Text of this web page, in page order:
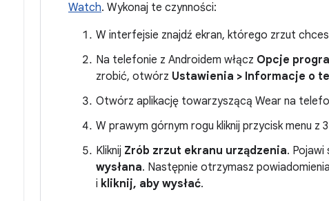
Watch. Wykonaj te czynności:
W interfejsie znajdź ekran, którego zrzut
Na telefonie z Androidem włącz Opcje
zrobić, otwórz Ustawienia > Informacje o
Otwórz aplikację towarzyszącą Wear na
W prawym górnym rogu kliknij przycisk menu z
Kliknij Zrób zrzut ekranu urządzenia. Pojawi
wysłana. Następnie otrzymasz
i kliknij, aby wysłać.